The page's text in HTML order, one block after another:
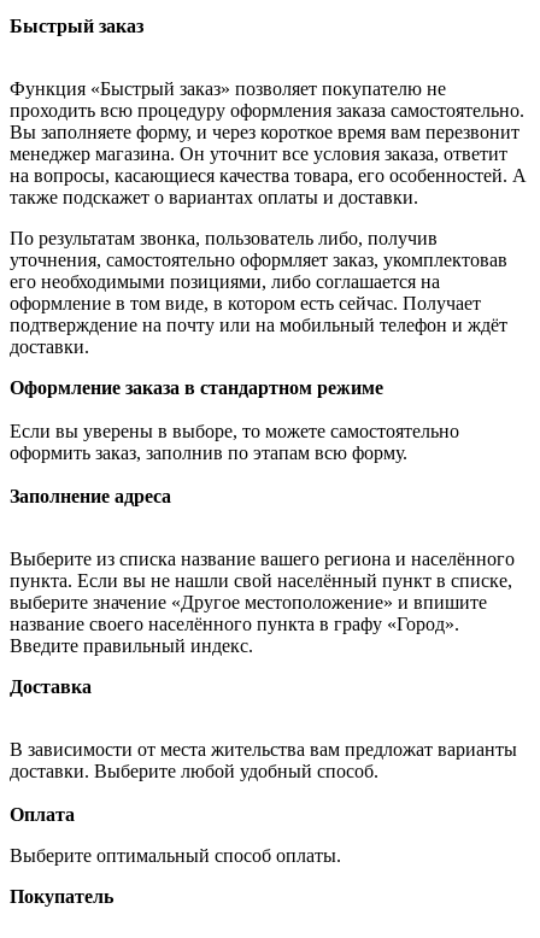
Быстрый заказ
Функция «Быстрый заказ» позволяет покупателю не
проходить всю процедуру оформления заказа самостоятельно.
Вы заполняете форму, и через короткое время вам перезвонит
менеджер магазина. Он уточнит все условия заказа, ответит
на вопросы, касающиеся качества товара, его особенностей. А
также подскажет о вариантах оплаты и доставки.
По результатам звонка, пользователь либо, получив
уточнения, самостоятельно оформляет заказ, укомплектовав
его необходимыми позициями, либо соглашается на
оформление в том виде, в котором есть сейчас. Получает
подтверждение на почту или на мобильный телефон и ждёт
доставки.
Оформление заказа в стандартном режиме
Если вы уверены в выборе, то можете самостоятельно
оформить заказ, заполнив по этапам всю форму.
Заполнение адреса
Выберите из списка название вашего региона и населённого
пункта. Если вы не нашли свой населённый пункт в списке,
выберите значение «Другое местоположение» и впишите
название своего населённого пункта в графу «Город».
Введите правильный индекс.
Доставка
В зависимости от места жительства вам предложат варианты
доставки. Выберите любой удобный способ.
Оплата
Выберите оптимальный способ оплаты.
Покупатель